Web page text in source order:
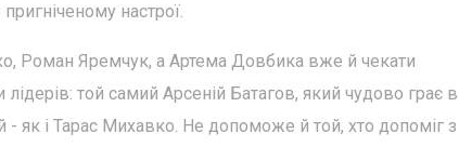
настрої.
Роман Яремчук, а Артема Довбика вже й чекати
той самий Арсеній Батагов, який чудово грає в
- як і Тарас Михавко. Не допоможе й той, хто допоміг з